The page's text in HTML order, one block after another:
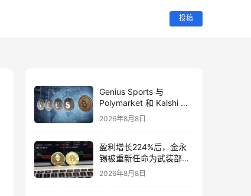
投稿
Genius Sports 与
Polymarket 和 Kalshi 签
署预测市场数据协议
2026年8月8日
盈利增长224%后，金永
锡被重新任命为武装部队
互助会首席投资官。
2026年8月8日